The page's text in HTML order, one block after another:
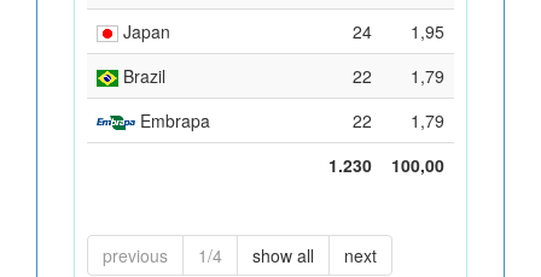
Japan
24
1,95
Brazil
22
1,79
Embrapa
22
1,79
1.230
100,00
previous 1/4 show all next